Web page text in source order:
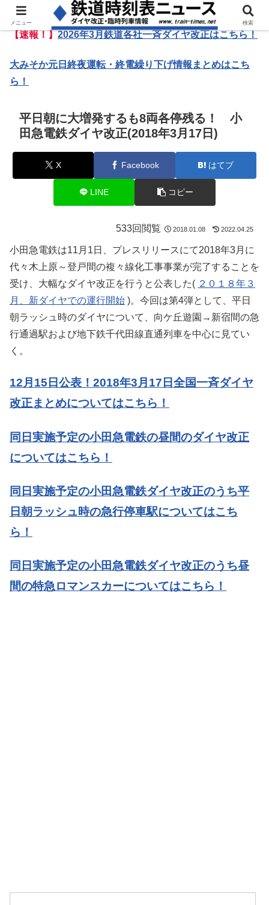
【速報！】2026年3月鉄道各社一斉ダイヤ改正はこちら！
大みそか元日終夜運転・終電繰り下げ情報まとめはこち
ら！
平日朝に大増発するも8両各停残る！ 小
田急電鉄ダイヤ改正(2018年3月17日)
X Facebook はてブ
LINE コピー
533回閲覧 2018.01.08 2022.04.25
小田急電鉄は11月1日、プレスリリースにて2018年3月に
代々木上原～登戸間の複々線化工事事業が完了することを
受け、大幅なダイヤ改正を行うと公表した( ２０１８年３
月、新ダイヤでの運行開始 )。今回は第4弾として、平日
朝ラッシュ時のダイヤについて、向ケ丘遊園→新宿間の急
行通過駅および地下鉄千代田線直通列車を中心に見てい
く。
12月15日公表！2018年3月17日全国一斉ダイヤ
改正まとめについてはこちら！
同日実施予定の小田急電鉄の昼間のダイヤ改正
についてはこちら！
同日実施予定の小田急電鉄ダイヤ改正のうち平
日朝ラッシュ時の急行停車駅についてはこち
ら！
同日実施予定の小田急電鉄ダイヤ改正のうち昼
間の特急ロマンスカーについてはこちら！
メニュー 検索